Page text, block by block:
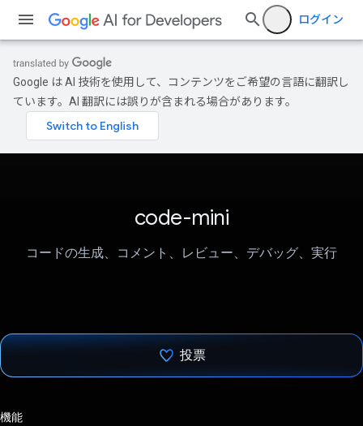
ログイン
Google は AI 技術を使用して、コンテンツをご希望の言語に翻訳し
ています。AI 翻訳には誤りが含まれる場合があります。
code-mini
コードの生成、コメント、レビュー、デバッグ、実行
投票
機能